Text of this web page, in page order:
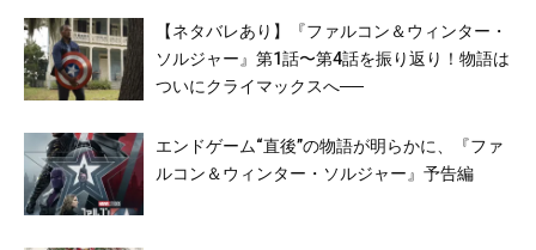
【ネタバレあり】『ファルコン＆ウィンター・
ソルジャー』第1話〜第4話を振り返り！物語は
ついにクライマックスへ──
エンドゲーム“直後”の物語が明らかに、『ファ
ルコン＆ウィンター・ソルジャー』予告編